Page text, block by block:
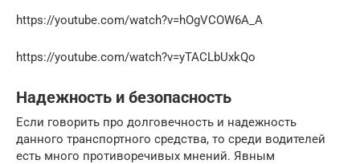
https://youtube.com/watch?v=hOgVCOW6A_A
https://youtube.com/watch?v=yTACLbUxkQo
Надежность и безопасность
Если говорить про долговечность и надежность
данного транспортного средства, то среди водителей
есть много противоречивых мнений. Явным